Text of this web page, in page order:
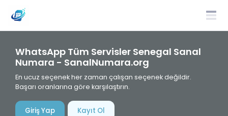
WhatsApp Tüm Servisler Senegal Sanal
Numara - SanalNumara.org
En ucuz seçenek her zaman çalışan seçenek değildir.
Başarı oranlarına göre karşılaştırın.
Giriş Yap Kayıt Ol